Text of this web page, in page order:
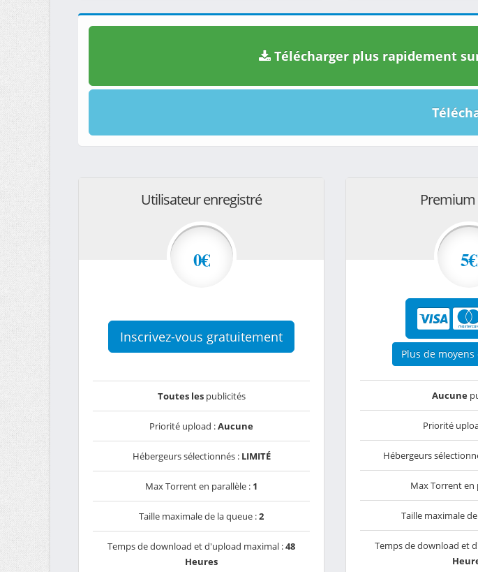
Télécharger plus rapidement sur
Utilisateur enregistré
0€
Inscrivez-vous gratuitement
Toutes lespublicités
Priorité upload :Aucune
Hébergeurs sélectionnés : LIMITÉ
Max Torrent en parallèle : 1
Taille maximale de la queue :2
Temps de download et d'upload maximal :48
Heures
5€
Plus de
Aucune
Priorité
Hébergeurs
Max Torrent en
Taille maximale
Temps de download et